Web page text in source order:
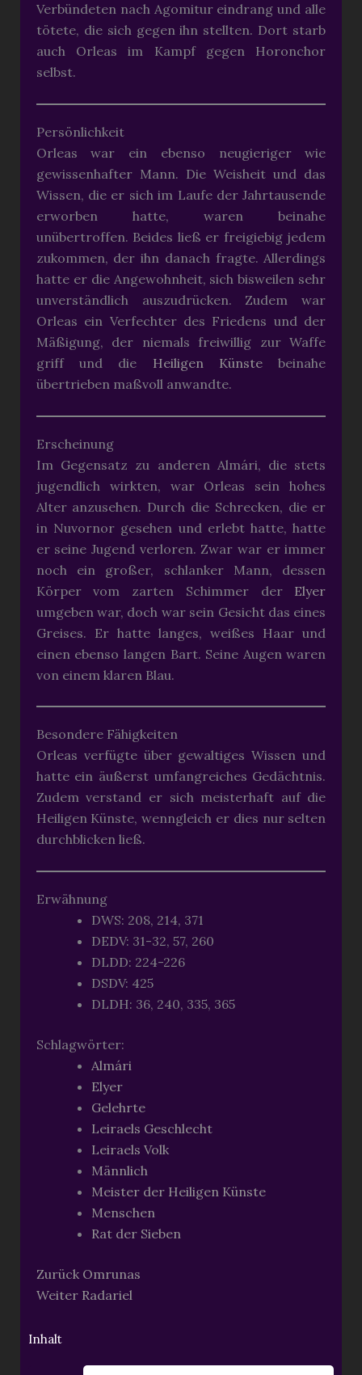
Verbündeten nach Agomitur eindrang und alle
tötete, die sich gegen ihn stellten. Dort starb
auch Orleas im Kampf gegen Horonchor
selbst.
Persönlichkeit
Orleas war ein ebenso neugieriger wie
gewissenhafter Mann. Die Weisheit und das
Wissen, die er sich im Laufe der Jahrtausende
erworben hatte, waren beinahe
unübertroffen. Beides ließ er freigiebig jedem
zukommen, der ihn danach fragte. Allerdings
hatte er die Angewohnheit, sich bisweilen sehr
unverständlich auszudrücken. Zudem war
Orleas ein Verfechter des Friedens und der
Mäßigung, der niemals freiwillig zur Waffe
griff und die Heiligen Künste beinahe
übertrieben maßvoll anwandte.
Erscheinung
Im Gegensatz zu anderen Almári, die stets
jugendlich wirkten, war Orleas sein hohes
Alter anzusehen. Durch die Schrecken, die er
in Nuvornor gesehen und erlebt hatte, hatte
er seine Jugend verloren. Zwar war er immer
noch ein großer, schlanker Mann, dessen
Körper vom zarten Schimmer der Elyer
umgeben war, doch war sein Gesicht das eines
Greises. Er hatte langes, weißes Haar und
einen ebenso langen Bart. Seine Augen waren
von einem klaren Blau.
Besondere Fähigkeiten
Orleas verfügte über gewaltiges Wissen und
hatte ein äußerst umfangreiches Gedächtnis.
Zudem verstand er sich meisterhaft auf die
Heiligen Künste, wenngleich er dies nur selten
durchblicken ließ.
Erwähnung
DWS: 208, 214, 371
DEDV: 31-32, 57, 260
DLDD: 224-226
DSDV: 425
DLDH: 36, 240, 335, 365
Schlagwörter:
Almári
Elyer
Gelehrte
Leiraels Geschlecht
Leiraels Volk
Männlich
Meister der Heiligen Künste
Menschen
Rat der Sieben
Zurück Omrunas
Weiter Radariel
Inhalt